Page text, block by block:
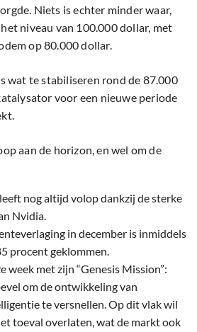
Niets is echter minder waar,
niveau van 100.000 dollar, met
op 80.000 dollar.
wat te stabiliseren rond de 87.000
voor een nieuwe periode
aan de horizon, en wel om de
nog altijd volop dankzij de sterke
Nvidia.
in december is inmiddels
procent geklommen.
week met zijn “Genesis Mission”:
om de ontwikkeling van
te versnellen. Op dit vlak wil
toeval overlaten, wat de markt ook